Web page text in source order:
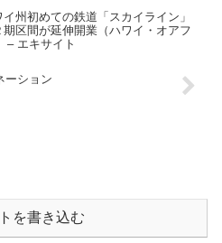
イ州初めての鉄道「スカイライン」
期区間が延伸開業（ハワイ・オアフ
– エキサイト
ーション
を書き込む